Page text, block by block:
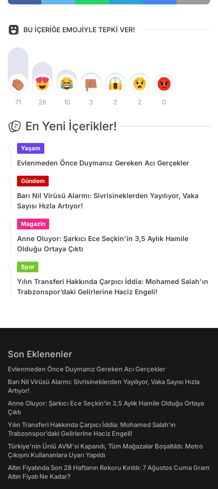
BU İÇERİĞE EMOJİYLE TEPKİ VER!
71 28 10 3 2 2 0
En Yeni İçerikler!
Yaşam
Evlenmeden Önce Duymanız Gereken Acı Gerçekler
Gündem
Barı Nil Virüsü Alarmı: Sivrisineklerden Yayılıyor, Vaka
Sayısı Hızla Artıyor!
Magazin
Anne Oluyor: Şarkıcı Ece Seçkin'in 3,5 Aylık Hamile
Olduğu Ortaya Çıktı
Spor
Yılın Transferi Hakkında Çarpıcı İddia: Mohamed Salah'ın
Trabzonspor’daki Gelirlerine Haciz Engeli!
Son Eklenenler
Evlenmeden Önce Duymanız Gereken Acı Gerçekler
Barı Nil Virüsü Alarmı: Sivrisineklerden Yayılıyor, Vaka Sayısı Hızla
Artıyor!
Anne Oluyor: Şarkıcı Ece Seçkin'in 3,5 Aylık Hamile Olduğu Ortaya
Çıktı
Yılın Transferi Hakkında Çarpıcı İddia: Mohamed Salah'ın
Trabzonspor’daki Gelirlerine Haciz Engeli!
Türkiye'nin Ünlü AVM'si Kapandı, Tüm Mağazalar Boşaltıldı: Metro
Çıkışını Kullananlara Uyarı Yapıldı
Altın Fiyatında Son 28 Haftanın Rekoru Kırıldı: 7 Ağustos Cuma Gram
Altın Fiyatı Ne Kadar?